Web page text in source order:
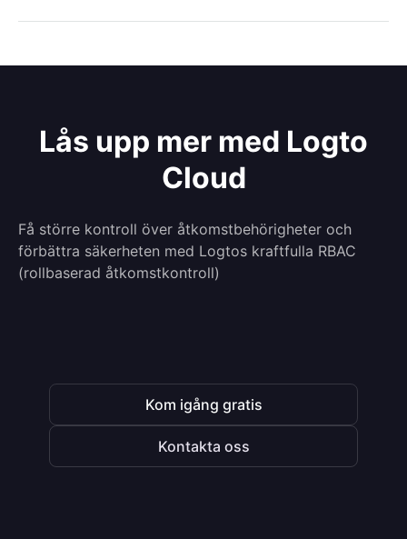
Lås upp mer med Logto
Cloud
Få större kontroll över åtkomstbehörigheter och
förbättra säkerheten med Logtos kraftfulla RBAC
(rollbaserad åtkomstkontroll)
Kom igång gratis
Kontakta oss